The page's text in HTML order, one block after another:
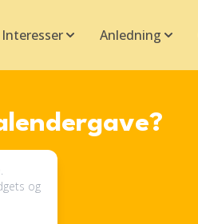
Interesser Anledning